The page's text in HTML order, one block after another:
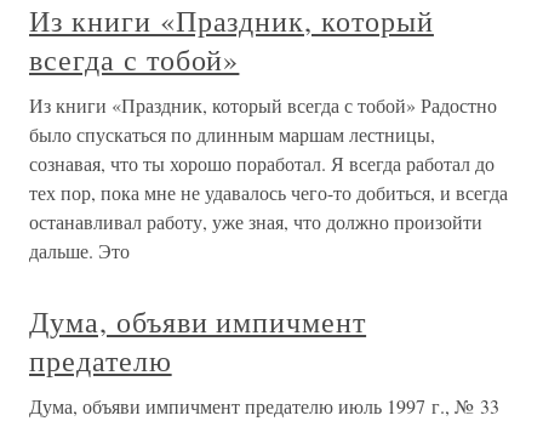
Из книги «Праздник, который
всегда с тобой»
Из книги «Праздник, который всегда с тобой» Радостно
было спускаться по длинным маршам лестницы,
сознавая, что ты хорошо поработал. Я всегда работал до
тех пор, пока мне не удавалось чего-то добиться, и всегда
останавливал работу, уже зная, что должно произойти
дальше. Это
Дума, объяви импичмент
предателю
Дума, объяви импичмент предателю июль 1997 г., № 33